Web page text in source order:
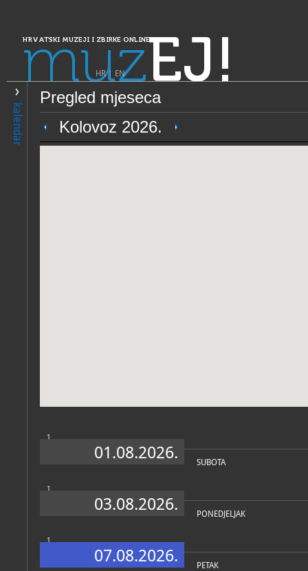
HRVATSKI MUZEJI I ZBIRKE ONLINE
muzEJ!
HR| EN
kalendar
Pregled mjeseca
Kolovoz 2026.
1
01.08.2026. SUBOTA
1
03.08.2026. PONEDJELJAK
1
07.08.2026. PETAK
PRETRAŽIVANJE
Dalmacija
Muzejska zbirka